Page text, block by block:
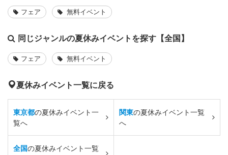
フェア 無料イベント
同じジャンルの夏休みイベントを探す【全国】
フェア 無料イベント
夏休みイベント一覧に戻る
東京都の夏休みイベント一
覧へ
関東の夏休みイベント一覧
へ
全国の夏休みイベント一覧